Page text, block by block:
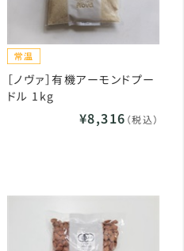
［ノヴァ］有機アーモンドプー
ドル 1kg
¥8,316 （税込）